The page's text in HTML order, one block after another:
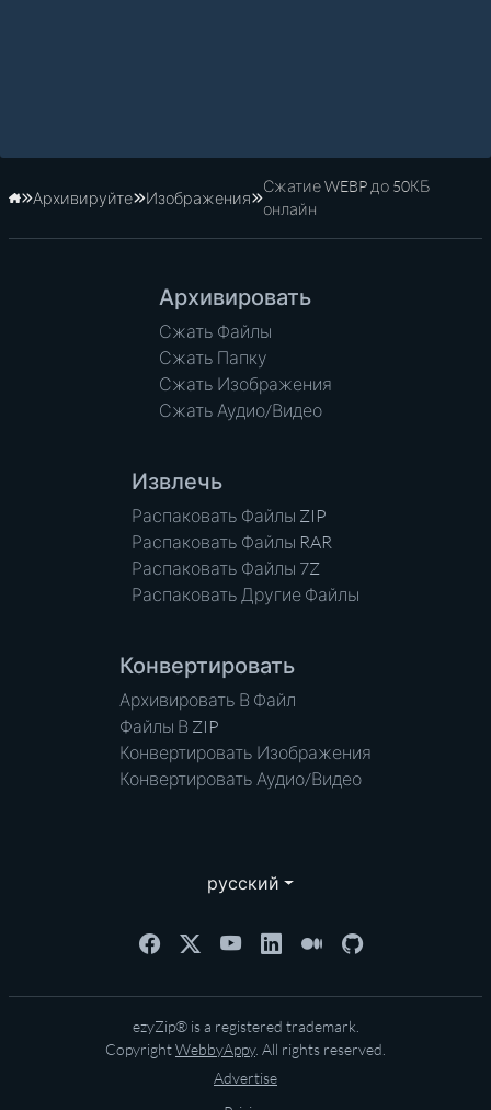
Главная
Архивируйте Изображения
Сжатие WEBP до 50КБ
онлайн
Архивировать
Сжать Файлы
Сжать Папку
Сжать Изображения
Сжать Аудио/Видео
Извлечь
Распаковать Файлы ZIP
Распаковать Файлы RAR
Распаковать Файлы 7Z
Распаковать Другие Файлы
Конвертировать
Архивировать В Файл
Файлы В ZIP
Конвертировать Изображения
Конвертировать Аудио/Видео
русский
ezyZip® is a registered trademark.
CopyrightWebbyAppy. All rights reserved.
Advertise